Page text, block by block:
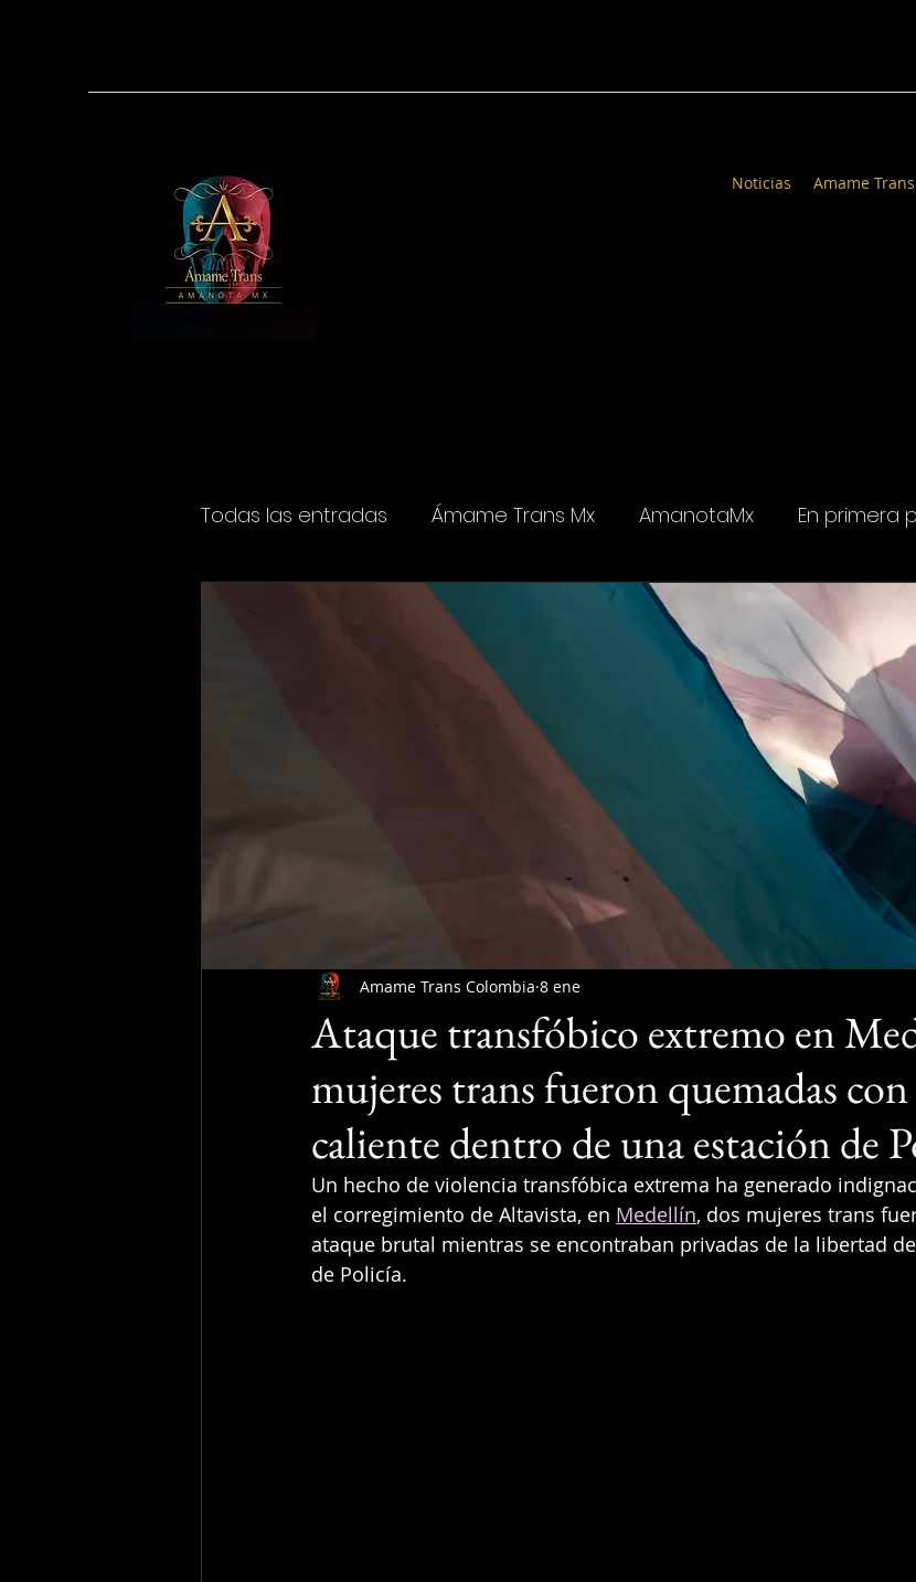
Noticias Amame
Todas las entradas Ámame Trans Mx AmanotaMx En primera
Cine y televisión Salud & bienestar
Ataque transfóbico extremo en
mujeres trans fueron quemadas con
caliente dentro de una estación de
Amame Trans Colombia 8 ene
Un hecho de violencia transfóbica extrema ha generado
el corregimiento de Altavista, en Medellín, dos mujeres trans
ataque brutal mientras se encontraban privadas de la libertad
de Policía.